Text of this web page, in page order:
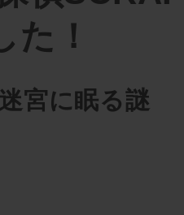
た！
宮に眠る謎